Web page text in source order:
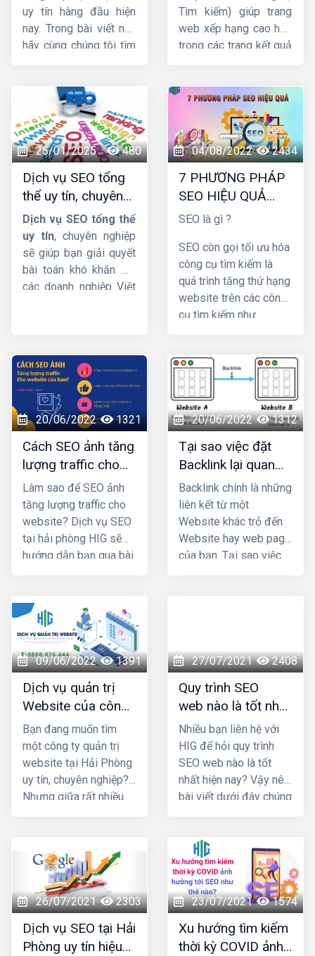
uy tín hàng đầu hiện
nay. Trong bài viết này
hãy cùng chúng tôi tìm
nhật mới nhất.
Tìm kiếm) giúp trang
web xếp hạng cao hơn
trong các trang kết quả
lượng truy cập hơn đến
trang web. Trong bài
viết này, cùngHIGtìm
hiểu chi tiết về dịch vụ
này nhá !
25/01/2025 480
Dịch vụ SEO tổng
thể uy tín, chuyên
nghiệp và hiệu quả
Dịch vụ SEO tổng thể
uy tín, chuyên nghiệp
sẽ giúp bạn giải quyết
bài toán khó khăn mà
các doanh nghiệp Việt
dưới đây củaHIGnhé !
04/08/2022 2434
7 PHƯƠNG PHÁP
SEO HIỆU QUẢ
BẠN NÊN BIẾT
SEO là gì ?
SEO còn gọi tối ưu hóa
công cụ tìm kiếm là
quá trình tăng thứ hạng
website trên các công
cụ tìm kiếm như
thương hiệu tới khách
hàng. SEO có 3 phần:
chiến lược, chiến thuật
và copywriting. Khi
đảm bảo 3 yếu tố đó
thì chiến lược
marketing của bạn sẽ
thành công và giúp bạn
tăng doanh thu - lợi
nhuận đáng kể.
20/06/2022 1321
Cách SEO ảnh tăng
lượng traffic cho
website của bạn?
Làm sao để SEO ảnh
tăng lượng traffic cho
website? Dịch vụ SEO
tại hải phòng HIG sẽ
hướng dẫn bạn qua bài
20/06/2022 1312
Tại sao việc đặt
Backlink lại quan
trọng trong Seo ?
Backlink chính là những
liên kết từ một
Website khác trỏ đến
Website hay web page
của bạn. Tại sao việc
09/06/2022
1391
Dịch vụ quản trị
Website của công
ty nào uy tín và
chuyên nghiệp nhất
Hải Phòng?
Bạn đang muốn tìm
một công ty quản trị
website tại Hải Phòng
uy tín, chuyên nghiệp?
Nhưng giữa rất nhiều
vàng" Cùng chúng tôi
đi khám phá qua bài
viết này nhé!
27/07/2021 2408
Quy trình SEO
web nào là tốt nhất
hiện nay?
Nhiều bạn liên hệ với
HIG để hỏi quy trình
SEO web nào là tốt
nhất hiện nay? Vậy nên
bài viết dưới đây chúng
lời được câu hỏi đó
nhé!
26/07/2021 2303
Dịch vụ SEO tại Hải
Phòng uy tín hiệu
23/07/2021 1574
Xu hướng tìm kiếm
thời kỳ COVID ảnh